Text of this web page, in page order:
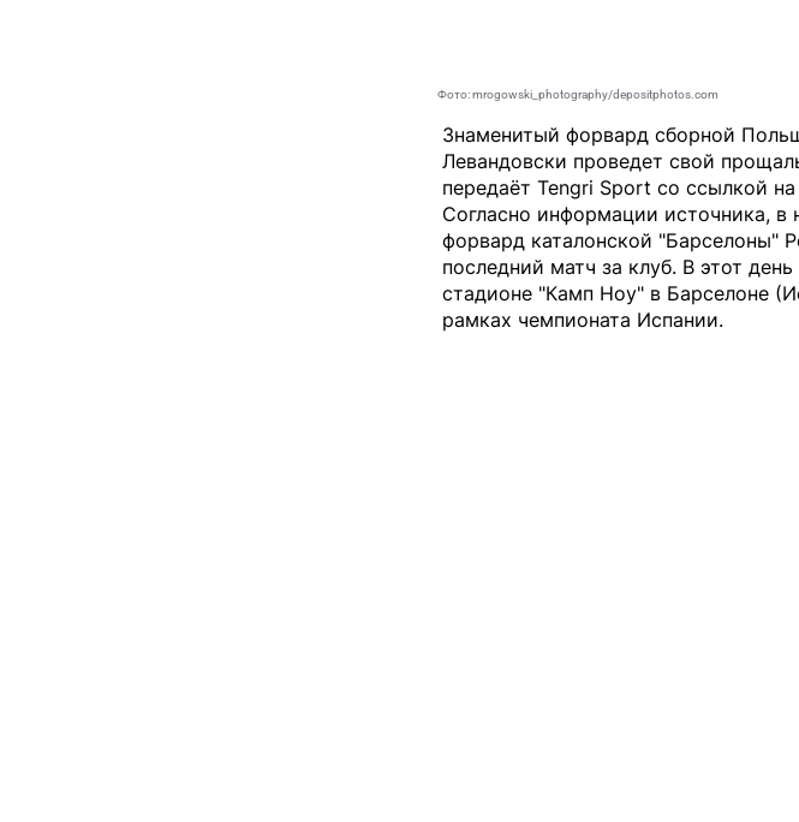
Фото: mrogowski_photography/depositphotos.com
Знаменитый форвард сборной
Левандовски проведет свой
передаёт Tengri Sport со ссылкой на
Согласно информации источника, в
форвард каталонской "Барселоны"
последний матч за клуб. В этот
стадионе "Камп Ноу" в Барселоне
рамках чемпионата Испании.